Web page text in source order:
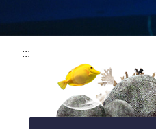
:::